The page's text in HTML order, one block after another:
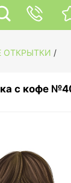
ОТКРЫТКИ /
с кофе